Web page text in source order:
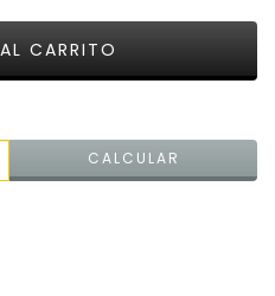
CALCULAR